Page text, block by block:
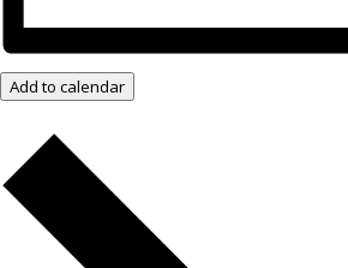
Add to calendar